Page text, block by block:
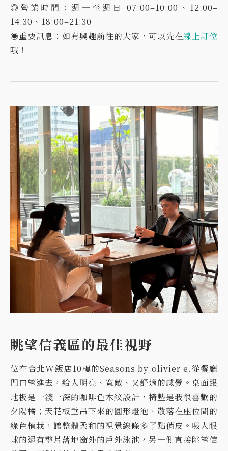
◎營業時間：週一至週日 07:00–10:00、12:00–
14:30、18:00–21:30
◉重要訊息：如有興趣前往的大家，可以先在線上訂位
哦！
眺望信義區的最佳視野
位在台北W飯店10樓的Seasons by olivier e.從餐廳
門口望進去，給人明亮、寬敞、又舒適的感覺。桌面跟
地板是一淺一深的咖啡色木紋設計，椅墊是我很喜歡的
夕陽橘；天花板垂吊下來的圓形燈泡、散落在座位間的
綠色植栽，讓整體柔和的視覺線條多了點俏皮。吸人眼
球的還有整片落地窗外的戶外泳池，另一側直接眺望信